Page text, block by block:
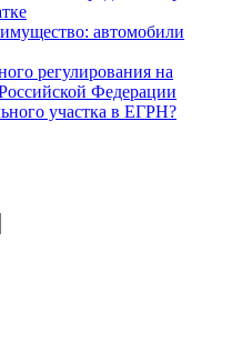
имущество: автомобили
регулирования на
Федерации
участка в ЕГРН?